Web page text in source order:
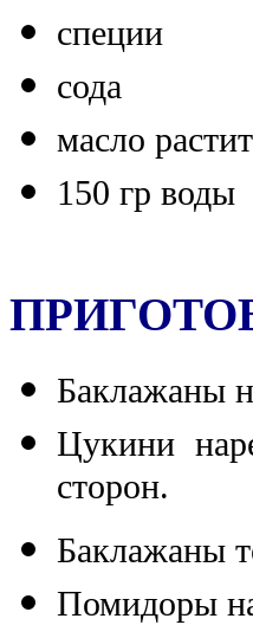
специи
сода
масло
150 гр воды
Баклажаны
Цукини
сторон.
Баклажаны
Помидоры